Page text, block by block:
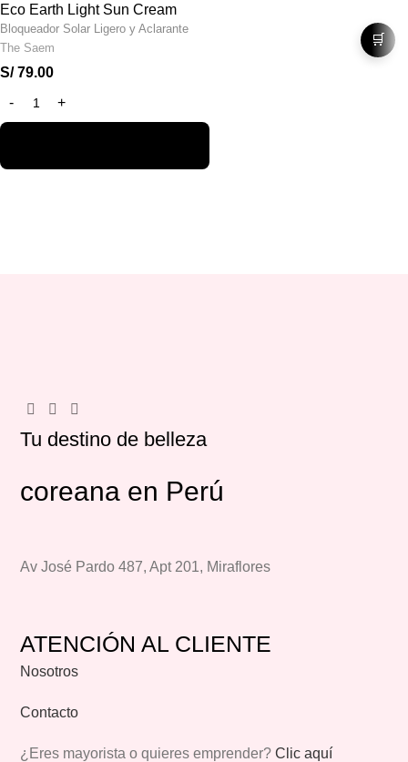
Eco Earth Light Sun Cream
Bloqueador Solar Ligero y Aclarante
The Saem
S/79.00
🛒
Tu destino de belleza
coreana en Perú
Av José Pardo 487, Apt 201, Miraflores
ATENCIÓN AL CLIENTE
Nosotros
Contacto
¿Eres mayorista o quieres emprender?Clic aquí